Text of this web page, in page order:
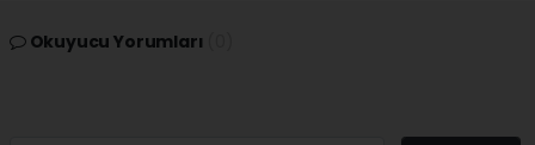
Okuyucu Yorumları